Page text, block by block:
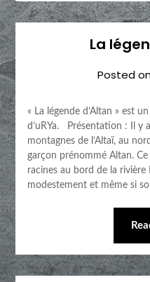
La
Posted
« La légende d’Altan » est
d’uRYa. Présentation : Il y
montagnes de l’Altaï, au
garçon prénommé Altan.
racines au bord de la rivière
modestement et même si